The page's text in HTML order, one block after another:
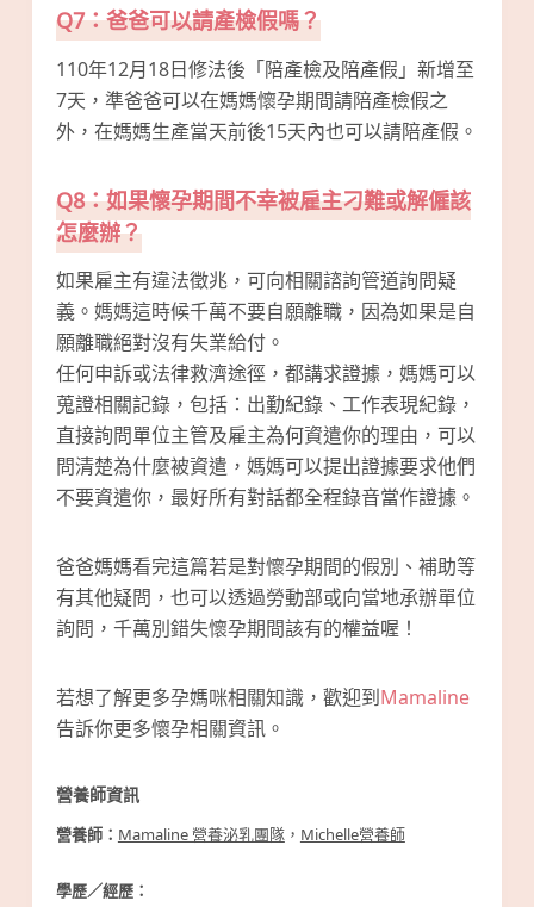
Q7：爸爸可以請產檢假嗎？
110年12月18日修法後「陪產檢及陪產假」新增至
7天，準爸爸可以在媽媽懷孕期間請陪產檢假之
外，在媽媽生產當天前後15天內也可以請陪產假。
Q8：如果懷孕期間不幸被雇主刁難或解僱該
怎麼辦？
如果雇主有違法徵兆，可向相關諮詢管道詢問疑
義。媽媽這時候千萬不要自願離職，因為如果是自
願離職絕對沒有失業給付。
任何申訴或法律救濟途徑，都講求證據，媽媽可以
蒐證相關記錄，包括：出勤紀錄、工作表現紀錄，
直接詢問單位主管及雇主為何資遣你的理由，可以
問清楚為什麼被資遣，媽媽可以提出證據要求他們
不要資遣你，最好所有對話都全程錄音當作證據。
爸爸媽媽看完這篇若是對懷孕期間的假別、補助等
有其他疑問，也可以透過勞動部或向當地承辦單位
詢問，千萬別錯失懷孕期間該有的權益喔！
若想了解更多孕媽咪相關知識，歡迎到Mamaline
告訴你更多懷孕相關資訊。
營養師資訊
營養師： Mamaline 營養泌乳團隊， Michelle營養師
學歷／經歷：